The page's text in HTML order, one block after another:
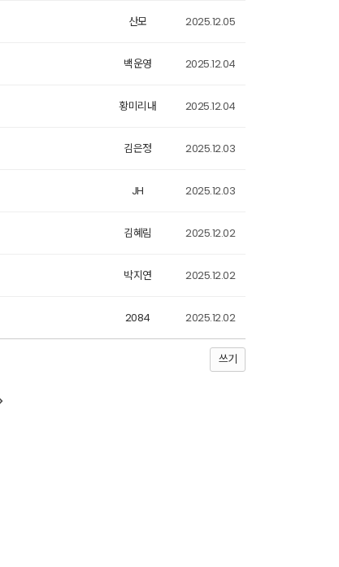
산모 2025.12.05
백운영 2025.12.04
황미리내 2025.12.04
김은정 2025.12.03
JH 2025.12.03
김혜림 2025.12.02
박지연 2025.12.02
2084 2025.12.02
쓰기